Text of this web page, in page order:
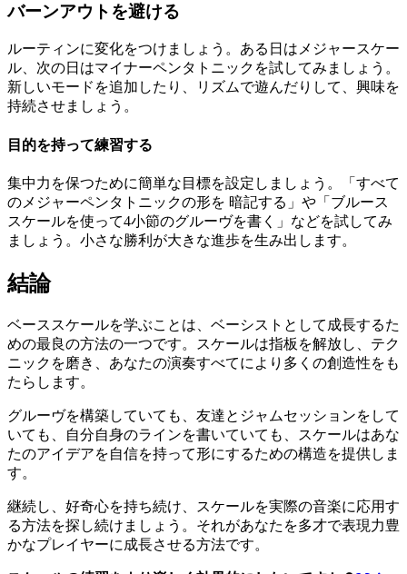
バーンアウトを避ける
ルーティンに変化をつけましょう。ある日はメジャースケー
ル、次の日はマイナーペンタトニックを試してみましょう。
新しいモードを追加したり、リズムで遊んだりして、興味を
持続させましょう。
目的を持って練習する
集中力を保つために簡単な目標を設定しましょう。「すべて
のメジャーペンタトニックの形を 暗記する」や「ブルース
スケールを使って4小節のグルーヴを書く」などを試してみ
ましょう。小さな勝利が大きな進歩を生み出します。
結論
ベーススケールを学ぶことは、ベーシストとして成長するた
めの最良の方法の一つです。スケールは指板を解放し、テク
ニックを磨き、あなたの演奏すべてにより多くの創造性をも
たらします。
グルーヴを構築していても、友達とジャムセッションをして
いても、自分自身のラインを書いていても、スケールはあな
たのアイデアを自信を持って形にするための構造を提供しま
す。
継続し、好奇心を持ち続け、スケールを実際の音楽に応用す
る方法を探し続けましょう。それがあなたを多才で表現力豊
かなプレイヤーに成長させる方法です。